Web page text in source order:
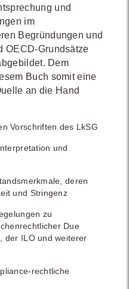
und
im
Begründungen und
OECD-Grundsätze
Dem
Buch somit eine
an die Hand
Vorschriften des LkSG
und
deren
und Stringenz
zu
Due
der ILO und weiterer
rechtliche